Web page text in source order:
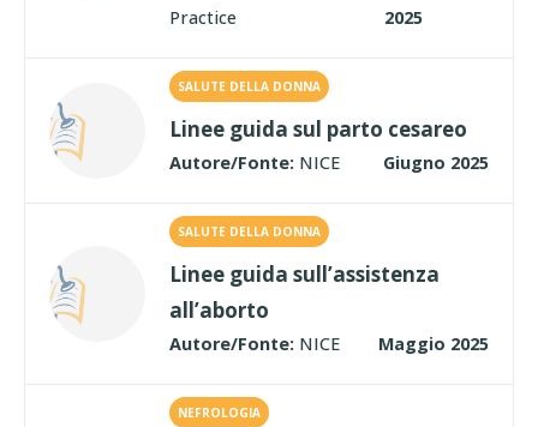
Practice
2025
SALUTE DELLA DONNA
Linee guida sul parto cesareo
Autore/Fonte: NICE Giugno 2025
SALUTE DELLA DONNA
Linee guida sull’assistenza
all’aborto
Autore/Fonte: NICE Maggio 2025
NEFROLOGIA